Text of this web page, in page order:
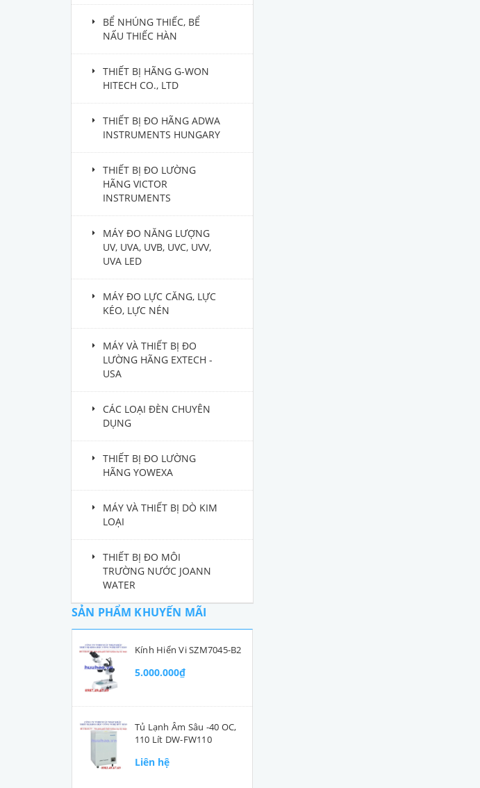
BỂ NHÚNG THIẾC, BỂ
NẤU THIẾC HÀN
THIẾT BỊ HÃNG G-WON
HITECH CO., LTD
THIẾT BỊ ĐO HÃNG ADWA
INSTRUMENTS HUNGARY
THIẾT BỊ ĐO LƯỜNG
HÃNG VICTOR
INSTRUMENTS
MÁY ĐO NĂNG LƯỢNG
UV, UVA, UVB, UVC, UVV,
UVA LED
MÁY ĐO LỰC CĂNG, LỰC
KÉO, LỰC NÉN
MÁY VÀ THIẾT BỊ ĐO
LƯỜNG HÃNG EXTECH -
USA
CÁC LOẠI ĐÈN CHUYÊN
DỤNG
THIẾT BỊ ĐO LƯỜNG
HÃNG YOWEXA
MÁY VÀ THIẾT BỊ DÒ KIM
LOẠI
THIẾT BỊ ĐO MÔI
TRƯỜNG NƯỚC JOANN
WATER
SẢN PHẨM KHUYẾN MÃI
Kính Hiển Vi SZM7045-B2
5.000.000₫
Tủ Lạnh Âm Sâu -40 OC,
110 Lít DW-FW110
Liên hệ